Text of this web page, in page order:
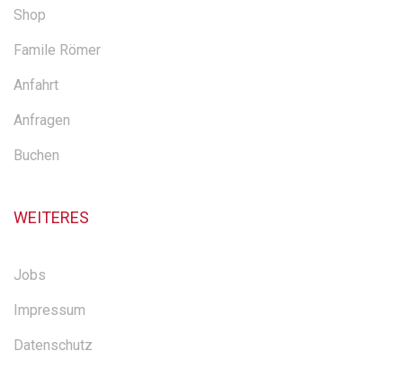
Shop
Famile Römer
Anfahrt
Anfragen
Buchen
WEITERES
Jobs
Impressum
Datenschutz